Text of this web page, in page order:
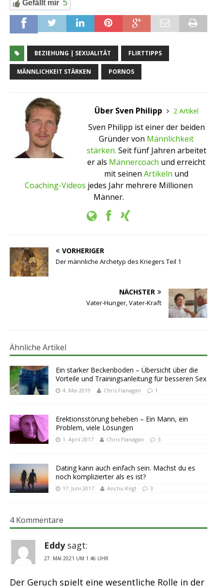
Gefällt mir 5
BEZIEHUNG | SEXUALITÄT FLIRTTIPPS
MÄNNLICHKEIT STÄRKEN PORNOS
Über Sven Philipp 2 Artikel
Sven Philipp ist einer der beiden
Gründer von Männlichkeit
stärken. Seit fünf Jahren arbeitet
er als Männercoach und erreicht
mit seinen Artikeln und
Coaching-Videos jedes Jahr mehrere Millionen
Männer.
VORHERIGER
Der männliche Archetyp des Kriegers Teil 1
NÄCHSTER
Vater-Hunger, Vater-Kraft
Ähnliche Artikel
Ein starker Beckenboden – Übersicht über die
Vorteile und Trainingsanleitung für besseren Sex
4. Mai 2019 Chris Flanagan 1
Erektionsstörung beheben – Ein Mann, ein
Problem, viele Lösungen
1. April 2017 Chris Flanagan 3
Dating kann auch einfach sein. Machst du es
noch komplizierter als es ist?
17. Juni 2017 Anchu Kögl 3
4 Kommentare
Eddy sagt:
27. MAI 2021 UM 1:46 UHR
Der Geruch spielt eine wesentliche Rolle in der